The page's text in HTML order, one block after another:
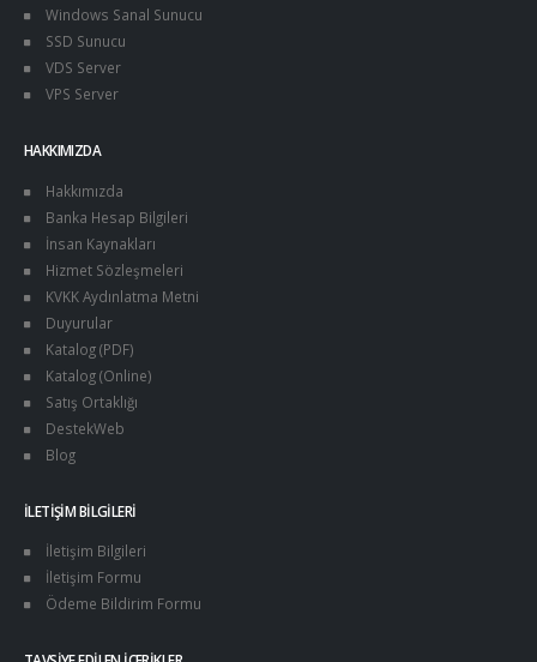
Windows Sanal Sunucu
SSD Sunucu
VDS Server
VPS Server
HAKKIMIZDA
Hakkımızda
Banka Hesap Bilgileri
İnsan Kaynakları
Hizmet Sözleşmeleri
KVKK Aydınlatma Metni
Duyurular
Katalog (PDF)
Katalog (Online)
Satış Ortaklığı
DestekWeb
Blog
İLETIŞIM BILGILERI
İletişim Bilgileri
İletişim Formu
Ödeme Bildirim Formu